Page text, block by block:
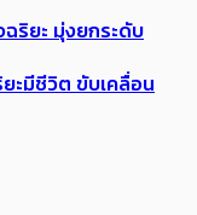
ริยะ มุ่งยกระดับ
ะมีชีวิต ขับเคลื่อน